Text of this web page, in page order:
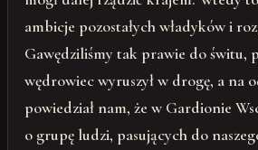
ambicje pozostałych władyków i
Gawędziliśmy tak prawie do świtu,
wędrowiec wyruszył w drogę, a na
powiedział nam, że w Gardionie
o grupę ludzi, pasujących do